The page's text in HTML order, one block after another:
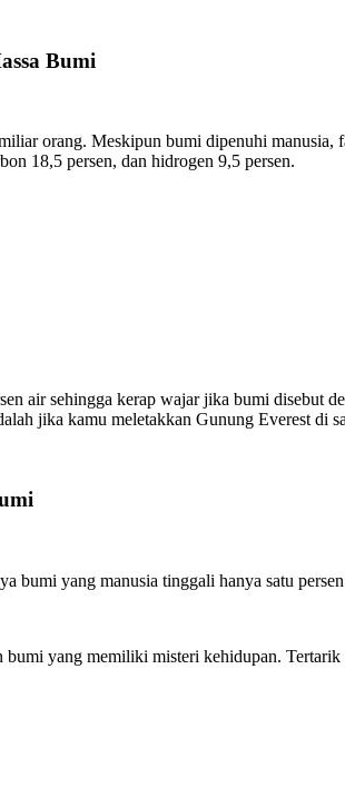
Bumi
orang. Meskipun bumi dipenuhi
18,5 persen, dan hidrogen 9,5 persen.
air sehingga kerap wajar jika bumi disebut
jika kamu meletakkan Gunung Everest di
bumi yang manusia tinggali hanya satu
yang memiliki misteri kehidupan.